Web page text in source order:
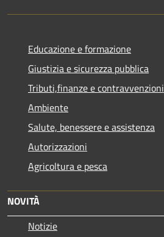
Educazione e formazione
Giustizia e sicurezza pubblica
Tributi,finanze e contravvenzioni
Ambiente
Salute, benessere e assistenza
Autorizzazioni
Agricoltura e pesca
NOVITÀ
Notizie